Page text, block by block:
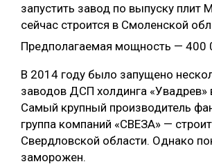
запустить завод по выпуску
сейчас строится в Смоленской
Предполагаемая мощность — 400
В 2014 году было запущено
заводов ДСП холдинга «Увадрев»
Самый крупный производитель
группа компаний «СВЕЗА» —
Свердловской области. Однако
заморожен.